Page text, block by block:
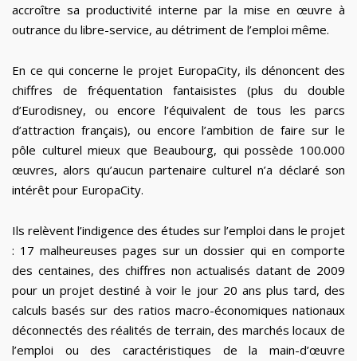
accroître sa productivité interne par la mise en œuvre à
outrance du libre-service, au détriment de l’emploi même.
En ce qui concerne le projet EuropaCity, ils dénoncent des
chiffres de fréquentation fantaisistes (plus du double
d’Eurodisney, ou encore l’équivalent de tous les parcs
d’attraction français), ou encore l’ambition de faire sur le
pôle culturel mieux que Beaubourg, qui possède 100.000
œuvres, alors qu’aucun partenaire culturel n’a déclaré son
intérêt pour EuropaCity.
Ils relèvent l’indigence des études sur l’emploi dans le projet
: 17 malheureuses pages sur un dossier qui en comporte
des centaines, des chiffres non actualisés datant de 2009
pour un projet destiné à voir le jour 20 ans plus tard, des
calculs basés sur des ratios macro-économiques nationaux
déconnectés des réalités de terrain, des marchés locaux de
l’emploi ou des caractéristiques de la main-d’œuvre